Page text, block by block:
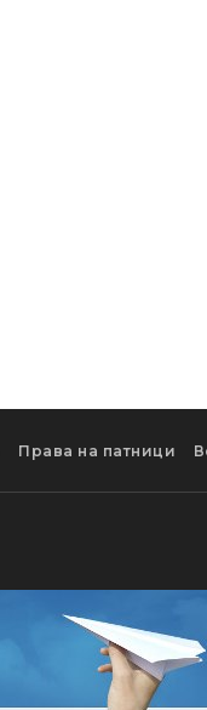
Права на патници